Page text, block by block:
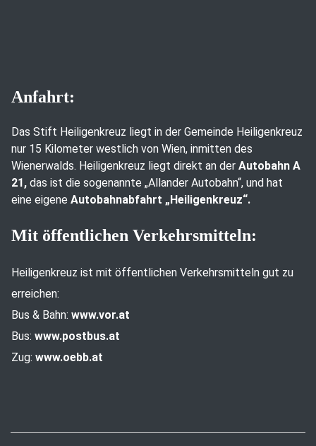
Anfahrt:
Das Stift Heiligenkreuz liegt in der Gemeinde Heiligenkreuz
nur 15 Kilometer westlich von Wien, inmitten des
Wienerwalds. Heiligenkreuz liegt direkt an der Autobahn A
21, das ist die sogenannte „Allander Autobahn“, und hat
eine eigene Autobahnabfahrt „Heiligenkreuz“.
Mit öffentlichen Verkehrsmitteln:
Heiligenkreuz ist mit öffentlichen Verkehrsmitteln gut zu
erreichen:
Bus & Bahn: www.vor.at
Bus: www.postbus.at
Zug: www.oebb.at